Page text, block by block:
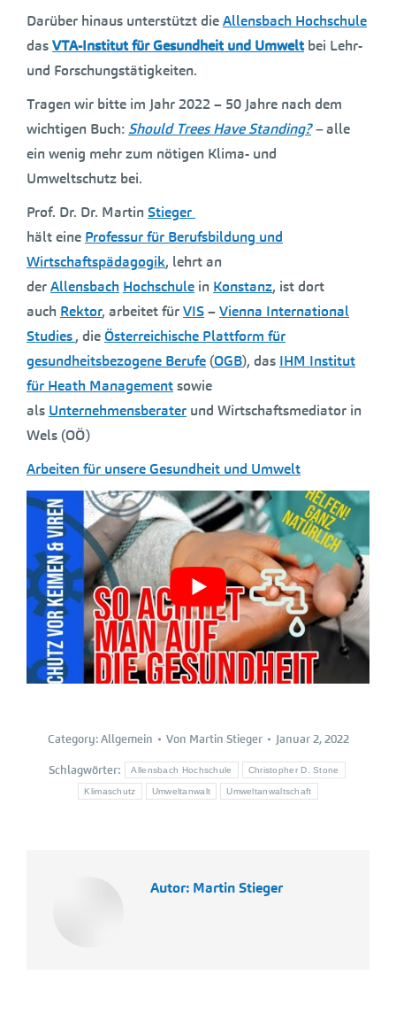
Darüber hinaus unterstützt dieAllensbach Hochschule
dasVTA-Institut für Gesundheit und Umweltbei Lehr-
und Forschungstätigkeiten.
Tragen wir bitte im Jahr 2022 – 50 Jahre nach dem
wichtigen Buch: Should Trees Have Standing?–alle
ein wenig mehr zum nötigen Klima- und
Umweltschutz bei.
Prof. Dr. Dr. Martin Stieger
hält eine Professur für Berufsbildung und
Wirtschaftspädagogik, lehrt an
derAllensbach Hochschule in Konstanz, ist dort
auch Rektor, arbeitet fürVIS–Vienna International
Studies, dieÖsterreichische Plattform für
gesundheitsbezogene Berufe (OGB), das IHM Institut
für Heath Managementsowie
als Unternehmensberater und Wirtschaftsmediator in
Wels (OÖ)
Arbeiten für unsere Gesundheit und Umwelt
Category:Allgemein Von Martin Stieger Januar 2, 2022
Schlagwörter: Allensbach Hochschule Christopher D. Stone
Klimaschutz Umweltanwalt Umweltanwaltschaft
Autor: Martin Stieger